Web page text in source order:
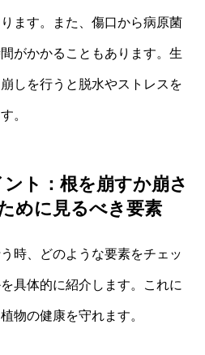
ます。また、傷口から病原菌
がかかることもあります。生
しを行うと脱水やストレスを
。
ト：根を崩すか崩さ
めに見るべき要素
時、どのような要素をチェッ
具体的に紹介します。これに
物の健康を守れます。